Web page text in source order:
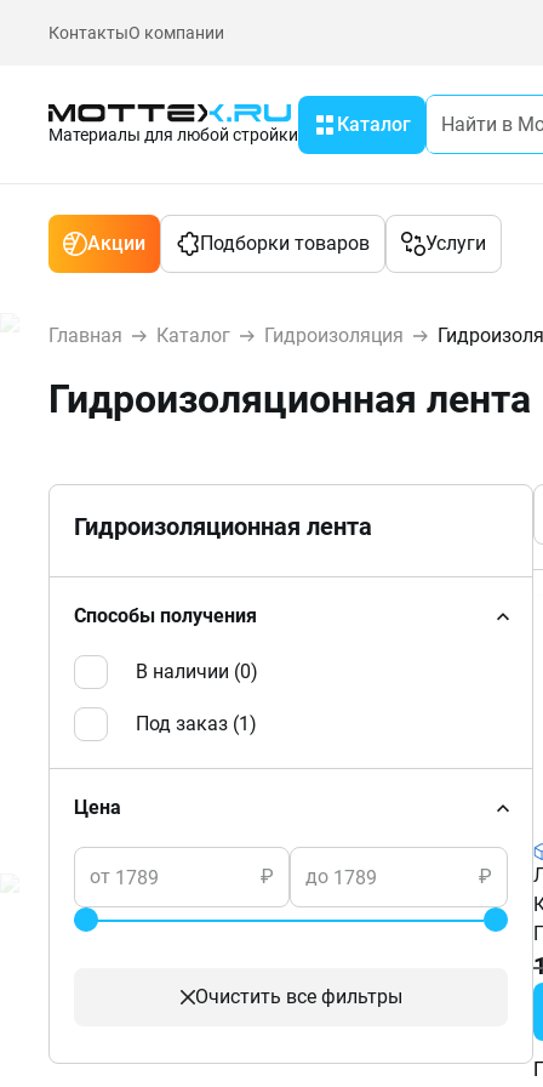
КонтактыО компании
Материалы для любой стройки Каталог
Акции Подборки товаров Услуги
Главная Каталог Гидроизоляция
Гидроизоляционная лента
Гидроизоляционная лента
Способы получения
В наличии (0)
Под заказ (1)
Цена
от ₽ до ₽
Очистить все фильтры